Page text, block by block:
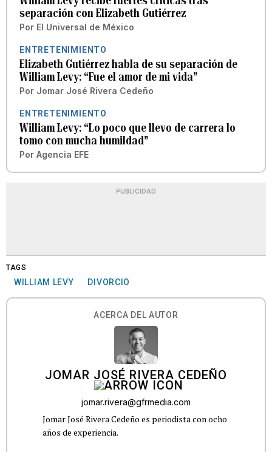
separación con Elizabeth Gutiérrez
Por El Universal de México
ENTRETENIMIENTO
Elizabeth Gutiérrez habla de su separación de
William Levy: “Fue el amor de mi vida”
Por Jomar José Rivera Cedeño
ENTRETENIMIENTO
William Levy: “Lo poco que llevo de carrera lo
tomo con mucha humildad”
Por Agencia EFE
PUBLICIDAD
TAGS
WILLIAM LEVY DIVORCIO
ACERCA DEL AUTOR
JOMAR JOSÉ RIVERA CEDEÑO
jomar.rivera@gfrmedia.com
Jomar José Rivera Cedeño es periodista con ocho
años de experiencia.